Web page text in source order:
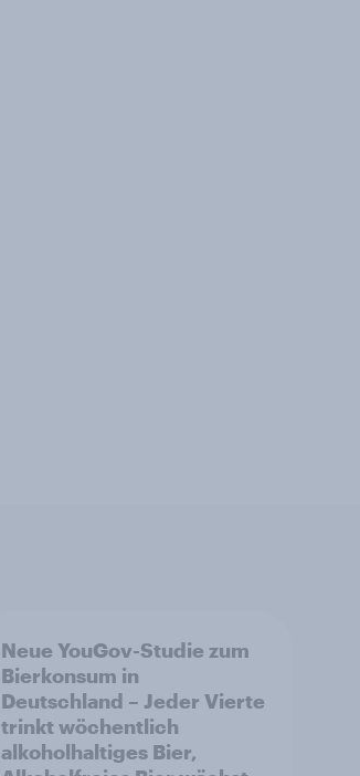
Neue YouGov-Studie zum
Bierkonsum in
Deutschland – Jeder Vierte
trinkt wöchentlich
alkoholhaltiges Bier,